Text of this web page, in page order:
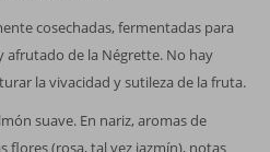
cosechadas, fermentadas para
afrutado de la Négrette. No hay
la vivacidad y sutileza de la fruta.
suave. En nariz, aromas de
flores (rosa, tal vez jazmín), notas